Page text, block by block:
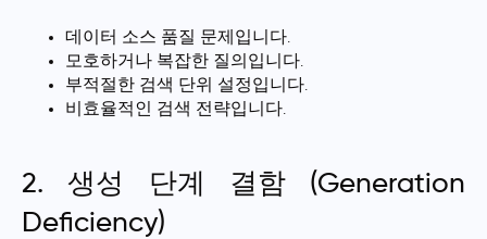
데이터 소스 품질 문제입니다.
모호하거나 복잡한 질의입니다.
부적절한 검색 단위 설정입니다.
비효율적인 검색 전략입니다.
2. 생성 단계 결함 (Generation
Deficiency)